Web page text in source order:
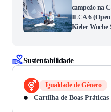
campeão na
ILCA 6
Kieler Woche
Sustentabilidade
Igualdade de Gênero
Cartilha de Boas